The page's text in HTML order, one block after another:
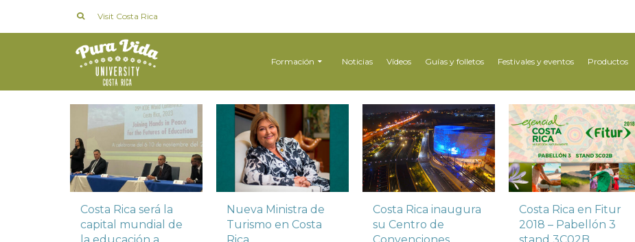
Visit Costa Rica
Formación Noticias Vídeos Guías y folletos Festivales y eventos Productos
Costa Rica será la
capital mundial de
Nueva Ministra de
Turismo en Costa
Costa Rica inaugura
su Centro de
Costa Rica en Fitur
2018 – Pabellón 3